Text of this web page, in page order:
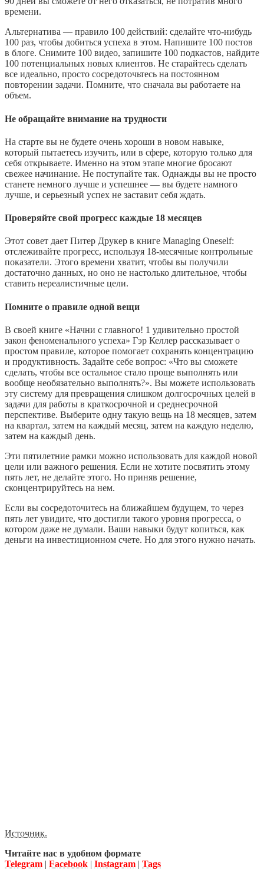
времени.
Альтернатива — правило 100 действий: сделайте что-нибудь
100 раз, чтобы добиться успеха в этом. Напишите 100 постов
в блоге. Снимите 100 видео, запишите 100 подкастов, найдите
100 потенциальных новых клиентов. Не старайтесь сделать
все идеально, просто сосредоточьтесь на постоянном
повторении задачи. Помните, что сначала вы работаете на
объем.
Не обращайте внимание на трудности
На старте вы не будете очень хороши в новом навыке,
который пытаетесь изучить, или в сфере, которую только для
себя открываете. Именно на этом этапе многие бросают
свежее начинание. Не поступайте так. Однажды вы не просто
станете немного лучше и успешнее — вы будете намного
лучше, и серьезный успех не заставит себя ждать.
Проверяйте свой прогресс каждые 18 месяцев
Этот совет дает Питер Друкер в книге Managing Oneself:
отслеживайте прогресс, используя 18-месячные контрольные
показатели. Этого времени хватит, чтобы вы получили
достаточно данных, но оно не настолько длительное, чтобы
ставить нереалистичные цели.
Помните о правиле одной вещи
В своей книге «Начни с главного! 1 удивительно простой
закон феноменального успеха» Гэр Келлер рассказывает о
простом правиле, которое помогает сохранять концентрацию
и продуктивность. Задайте себе вопрос: «Что вы сможете
сделать, чтобы все остальное стало проще выполнять или
вообще необязательно выполнять?». Вы можете использовать
эту систему для превращения слишком долгосрочных целей в
задачи для работы в краткосрочной и среднесрочной
перспективе. Выберите одну такую вещь на 18 месяцев, затем
на квартал, затем на каждый месяц, затем на каждую неделю,
затем на каждый день.
Эти пятилетние рамки можно использовать для каждой новой
цели или важного решения. Если не хотите посвятить этому
пять лет, не делайте этого. Но приняв решение,
сконцентрируйтесь на нем.
Если вы сосредоточитесь на ближайшем будущем, то через
пять лет увидите, что достигли такого уровня прогресса, о
котором даже не думали. Ваши навыки будут копиться, как
деньги на инвестиционном счете. Но для этого нужно начать.
Источник.
Читайте нас в удобном формате
Telegram | Facebook | Instagram | Tags